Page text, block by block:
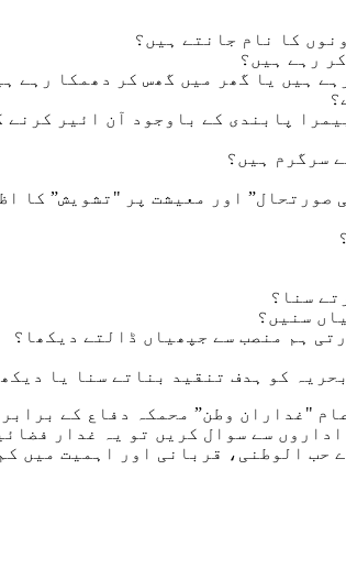
پابندی کے باوجود آن ائیر کرنے
اور معیشت پر "تشویش” کا
"غداران وطن” محمکہ دفاع کے
سے سوال کریں تو یہ غدار
حب الوطنی، قربانی اور اہمیت میں